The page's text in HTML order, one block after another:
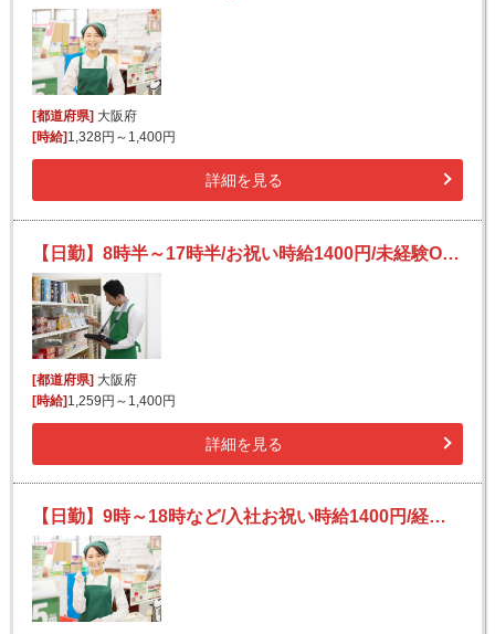
[都道府県]大阪府
[時給]1,328円～1,400円
詳細を見る
【日勤】8時半～17時半/お祝い時給1400円/未経験OK/業務用スーパーの品出し・陳列staff
[都道府県]大阪府
[時給]1,259円～1,400円
詳細を見る
【日勤】9時～18時など/入社お祝い時給1400円/経験者歓迎/業務用スーパーの簡単レジ打ち